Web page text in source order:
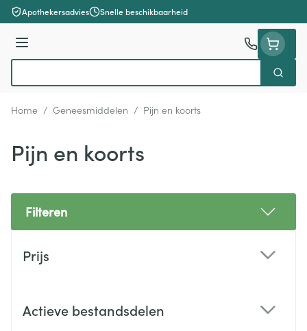
Ga naar de inhoud
Apothekersadvies Snelle beschikbaarheid
Menu
Zoek
Home / Geneesmiddelen / Pijn en koorts
Pijn en koorts
Filteren
Prijs
Actieve bestandsdelen